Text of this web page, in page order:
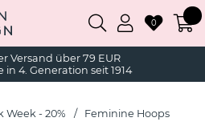
Versand über 79 EUR
4. Generation seit 1914
0
Week - 20% Feminine Hoops